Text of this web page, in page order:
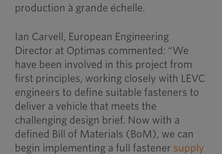
production à grande échelle.
Ian Carvell, European Engineering
Director at Optimas commented: “We
have been involved in this project from
first principles, working closely with LEVC
engineers to define suitable fasteners to
deliver a vehicle that meets the
challenging design brief. Now with a
defined Bill of Materials (BoM), we can
begin implementing a full fastener supply